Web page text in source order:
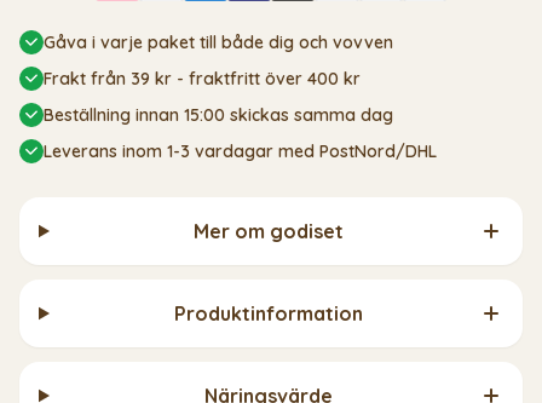
Gåva i varje paket till både dig och vovven
Frakt från 39 kr - fraktfritt över 400 kr
Beställning innan 15:00 skickas samma dag
Leverans inom 1-3 vardagar med PostNord/DHL
Mer om godiset
Produktinformation
Näringsvärde